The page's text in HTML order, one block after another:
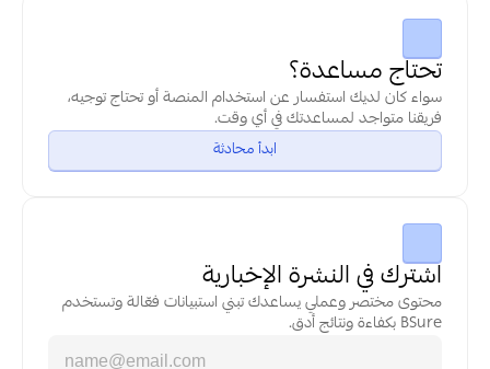
تحتاج مساعدة؟
فريقنا متواجد لمساعدتك في أي وقت.
ابدأ محادثة
اشترك في النشرة الإخبارية
BSure بكفاءة ونتائج أدق.